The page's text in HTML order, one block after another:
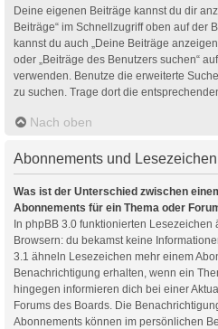
Deine eigenen Beiträge kannst du dir
Beiträge“ im Schnellzugriff oben auf der
kannst du auch „Deine Beiträge
oder „Beiträge des Benutzers suchen“
verwenden. Benutze die erweiterte
zu suchen. Trage dort die
Nach oben
Abonnements und Lesezeichen
Was ist der Unterschied zwischen
Abonnements für ein Thema oder
In phpBB 3.0 funktionierten
Browsern: du bekamst keine
3.1 ähneln Lesezeichen mehr einem
Benachrichtigung erhalten, wenn ein
hingegen informieren dich bei einer
Forums des Boards. Die
Abonnements können im persönlichen